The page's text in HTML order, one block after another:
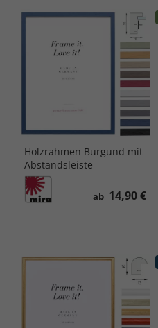
Holzrahmen Burgund mit
Abstandsleiste
ab 14,90 €